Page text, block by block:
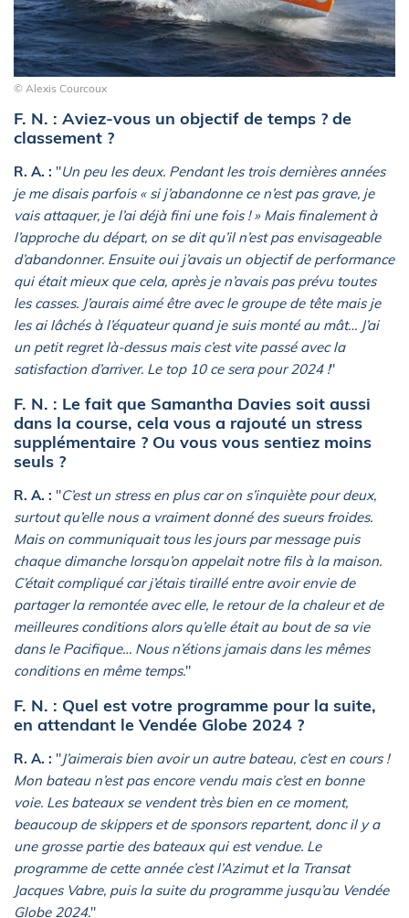
© Alexis Courcoux
F. N. : Aviez-vous un objectif de temps ? de
classement ?
R. A. : "Un peu les deux. Pendant les trois dernières années
je me disais parfois « si j’abandonne ce n’est pas grave, je
vais attaquer, je l’ai déjà fini une fois ! » Mais finalement à
l’approche du départ, on se dit qu’il n’est pas envisageable
d’abandonner. Ensuite oui j’avais un objectif de performance
qui était mieux que cela, après je n’avais pas prévu toutes
les casses. J’aurais aimé être avec le groupe de tête mais je
les ai lâchés à l’équateur quand je suis monté au mât… J’ai
un petit regret là-dessus mais c’est vite passé avec la
satisfaction d’arriver. Le top 10 ce sera pour 2024 !"
F. N. : Le fait que Samantha Davies soit aussi
dans la course, cela vous a rajouté un stress
supplémentaire ? Ou vous vous sentiez moins
seuls ?
R. A. : "C’est un stress en plus car on s’inquiète pour deux,
surtout qu’elle nous a vraiment donné des sueurs froides.
Mais on communiquait tous les jours par message puis
chaque dimanche lorsqu’on appelait notre fils à la maison.
C’était compliqué car j’étais tiraillé entre avoir envie de
partager la remontée avec elle, le retour de la chaleur et de
meilleures conditions alors qu’elle était au bout de sa vie
dans le Pacifique… Nous n’étions jamais dans les mêmes
conditions en même temps."
F. N. : Quel est votre programme pour la suite,
en attendant le Vendée Globe 2024 ?
R. A. : "J’aimerais bien avoir un autre bateau, c’est en cours !
Mon bateau n’est pas encore vendu mais c’est en bonne
voie. Les bateaux se vendent très bien en ce moment,
beaucoup de skippers et de sponsors repartent, donc il y a
une grosse partie des bateaux qui est vendue. Le
programme de cette année c’est l’Azimut et la Transat
Jacques Vabre, puis la suite du programme jusqu’au Vendée
Globe 2024."